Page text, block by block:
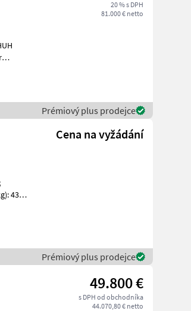
20 % s DPH
81.000 € netto
Prémiový plus prodejce
Cena na vyžádání
4322;
Prémiový plus prodejce
49.800 €
s DPH od obchodníka
44.070,80 € netto